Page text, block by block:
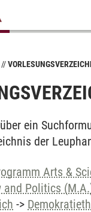
über ein
der
Arts &
and Politics
->